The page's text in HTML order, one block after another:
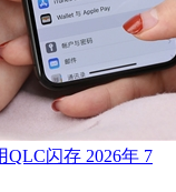
QLC闪存 2026年 7